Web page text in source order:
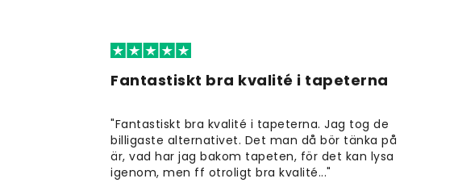
Fantastiskt bra kvalité i tapeterna
"Fantastiskt bra kvalité i tapeterna. Jag tog de
billigaste alternativet. Det man då bör tänka på
är, vad har jag bakom tapeten, för det kan lysa
igenom, men ff otroligt bra kvalité..."